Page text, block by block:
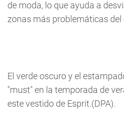
de moda, lo que ayuda a
zonas más problemáticas del
El verde oscuro y el
"must" en la temporada de
este vestido de Esprit.(DPA).